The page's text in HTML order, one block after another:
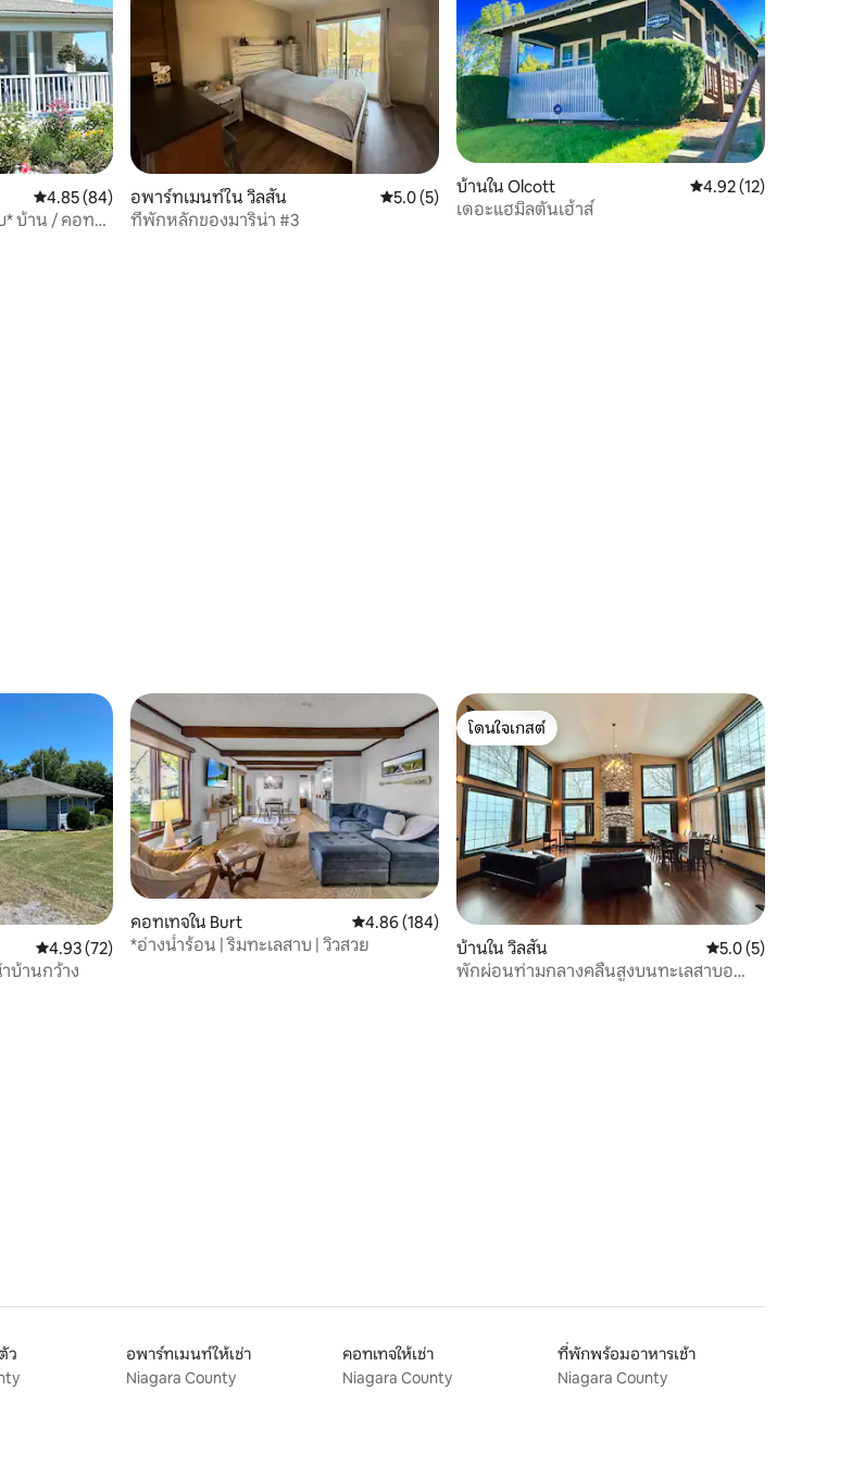
คะแนนเฉลี่ย 4.85 จาก 5, 84 รีวิว
4.85 (84)
* บ้าน / คอท
อพาร์ทเมนท์ใน วิลสัน คะแนนเฉลี่ย 5.0 จาก 5, 5 รีวิว
5.0 (5)
ที่พักหลักของมาริน่า #3
บ้านใน Olcott คะแนนเฉลี่ย 4.92 จาก
4.92 (12)
เดอะแฮมิลตันเฮ้าส์
คะแนนเฉลี่ย 4.93 จาก 5, 72 รีวิว
4.93 (72)
บ้านกว้าง
คอทเทจใน Burt คะแนนเฉลี่ย 4.86 จาก 5, 184 รีวิว
4.86 (184)
*อ่างน้ำร้อน | ริมทะเลสาบ | วิวสวย
โดนใจเกสต์
โดนใจเกสต์
บ้านใน วิลสัน คะแนนเฉลี่ย 5.0 จา
5.0 (5)
พักผ่อนท่ามกลางคลื่นสูงบนทะเลสาบอ
ว
อพาร์ทเมนท์ให้เช่า
Niagara County
คอทเทจให้เช่า
Niagara County
ที่พักพร้อมอาหารเช้า
Niagara County